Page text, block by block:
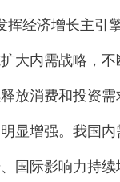
挥经济增长主引
大内需战略，
放消费和投资
显增强。我国
国际影响力持